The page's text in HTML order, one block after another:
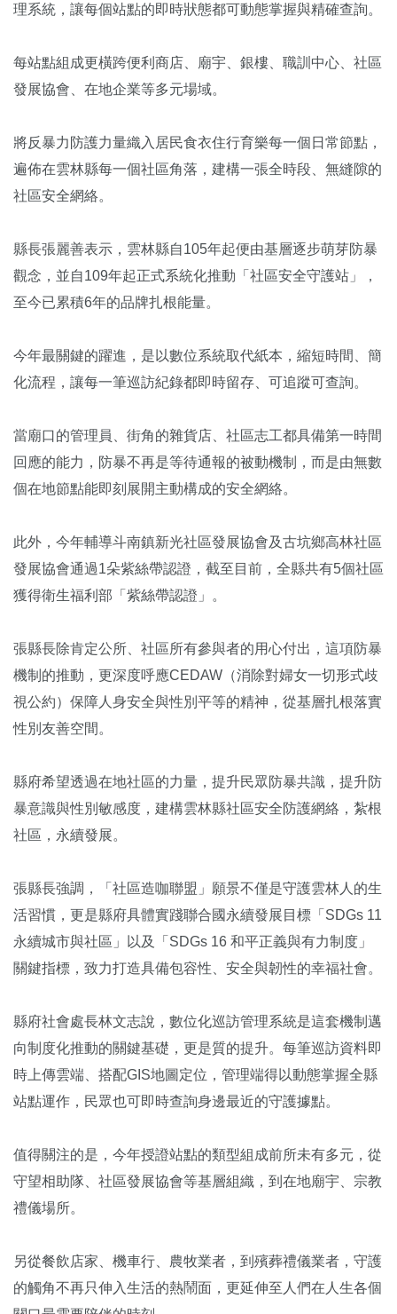
理系統，讓每個站點的即時狀態都可動態掌握與精確查詢。
每站點組成更橫跨便利商店、廟宇、銀樓、職訓中心、社區
發展協會、在地企業等多元場域。
將反暴力防護力量織入居民食衣住行育樂每一個日常節點，
遍佈在雲林縣每一個社區角落，建構一張全時段、無縫隙的
社區安全網絡。
縣長張麗善表示，雲林縣自105年起便由基層逐步萌芽防暴
觀念，並自109年起正式系統化推動「社區安全守護站」，
至今已累積6年的品牌扎根能量。
今年最關鍵的躍進，是以數位系統取代紙本，縮短時間、簡
化流程，讓每一筆巡訪紀錄都即時留存、可追蹤可查詢。
當廟口的管理員、街角的雜貨店、社區志工都具備第一時間
回應的能力，防暴不再是等待通報的被動機制，而是由無數
個在地節點能即刻展開主動構成的安全網絡。
此外，今年輔導斗南鎮新光社區發展協會及古坑鄉高林社區
發展協會通過1朵紫絲帶認證，截至目前，全縣共有5個社區
獲得衛生福利部「紫絲帶認證」。
張縣長除肯定公所、社區所有參與者的用心付出，這項防暴
機制的推動，更深度呼應CEDAW（消除對婦女一切形式歧
視公約）保障人身安全與性別平等的精神，從基層扎根落實
性別友善空間。
縣府希望透過在地社區的力量，提升民眾防暴共識，提升防
暴意識與性別敏感度，建構雲林縣社區安全防護網絡，紮根
社區，永續發展。
張縣長強調，「社區造咖聯盟」願景不僅是守護雲林人的生
活習慣，更是縣府具體實踐聯合國永續發展目標「SDGs 11
永續城市與社區」以及「SDGs 16 和平正義與有力制度」
關鍵指標，致力打造具備包容性、安全與韌性的幸福社會。
縣府社會處長林文志說，數位化巡訪管理系統是這套機制邁
向制度化推動的關鍵基礎，更是質的提升。每筆巡訪資料即
時上傳雲端、搭配GIS地圖定位，管理端得以動態掌握全縣
站點運作，民眾也可即時查詢身邊最近的守護據點。
值得關注的是，今年授證站點的類型組成前所未有多元，從
守望相助隊、社區發展協會等基層組織，到在地廟宇、宗教
禮儀場所。
另從餐飲店家、機車行、農牧業者，到殯葬禮儀業者，守護
的觸角不再只伸入生活的熱鬧面，更延伸至人們在人生各個